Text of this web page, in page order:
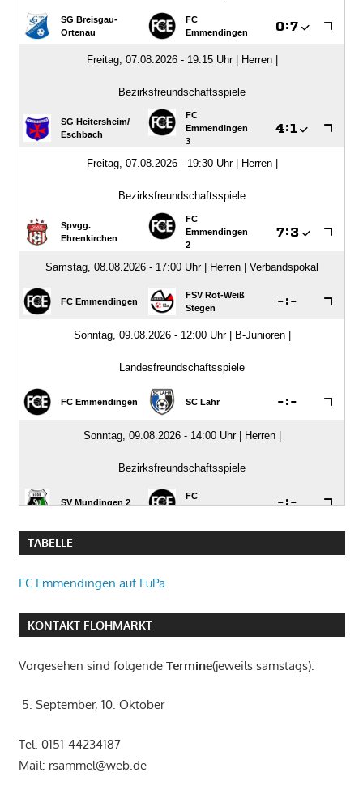
TABELLE
FC Emmendingen auf FuPa
KONTAKT FLOHMARKT
Vorgesehen sind folgende Termine(jeweils samstags):
5. September, 10. Oktober
Tel. 0151-44234187
Mail: rsammel@web.de